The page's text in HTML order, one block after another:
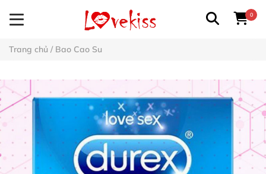
0
Trang chủ / Bao Cao Su